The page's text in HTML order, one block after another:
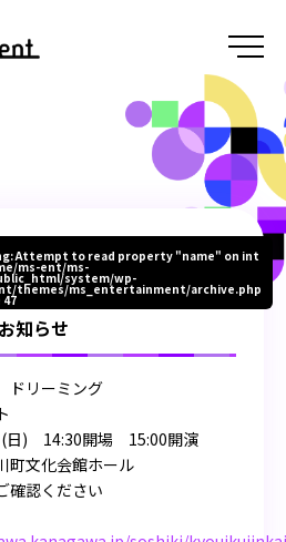
: Attempt to read property "name" on int
ms-ent/ms-
system/wp-
themes/ms_entertainment/archive.php
47
知らせ
リーミング
(日) 14:30開場 15:00開演
文化会館ホール
確認ください